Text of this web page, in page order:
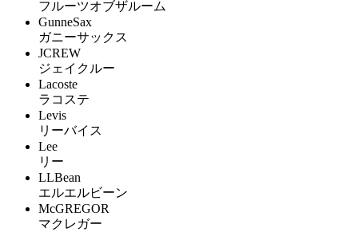
フルーツオブザルーム
GunneSax
ガニーサックス
JCREW
ジェイクルー
Lacoste
ラコステ
Levis
リーバイス
Lee
リー
LLBean
エルエルビーン
McGREGOR
マクレガー